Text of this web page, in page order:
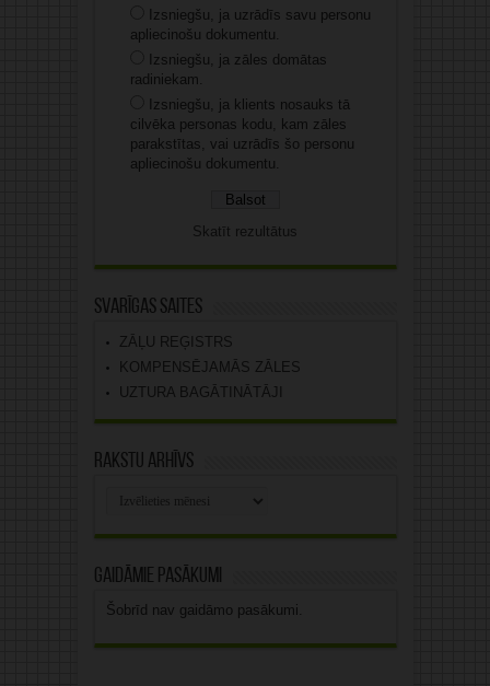
Izsniegšu, ja uzrādīs savu personu
apliecinošu dokumentu.
Izsniegšu, ja zāles domātas
radiniekam.
Izsniegšu, ja klients nosauks tā
cilvēka personas kodu, kam zāles
parakstītas, vai uzrādīs šo personu
apliecinošu dokumentu.
Skatīt rezultātus
Svarīgas saites
ZĀĻU REĢISTRS
KOMPENSĒJAMĀS ZĀLES
UZTURA BAGĀTINĀTĀJI
Rakstu arhīvs
Gaidāmie pasākumi
Šobrīd nav gaidāmo pasākumi.